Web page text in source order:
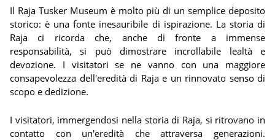
Il Raja Tusker Museum è molto più di un semplice deposito
storico: è una fonte inesauribile di ispirazione. La storia di
Raja ci ricorda che, anche di fronte a immense
responsabilità, si può dimostrare incrollabile lealtà e
devozione. I visitatori se ne vanno con una maggiore
consapevolezza dell'eredità di Raja e un rinnovato senso di
scopo e dedizione.
I visitatori, immergendosi nella storia di Raja, si ritrovano in
contatto con un'eredità che attraversa generazioni.